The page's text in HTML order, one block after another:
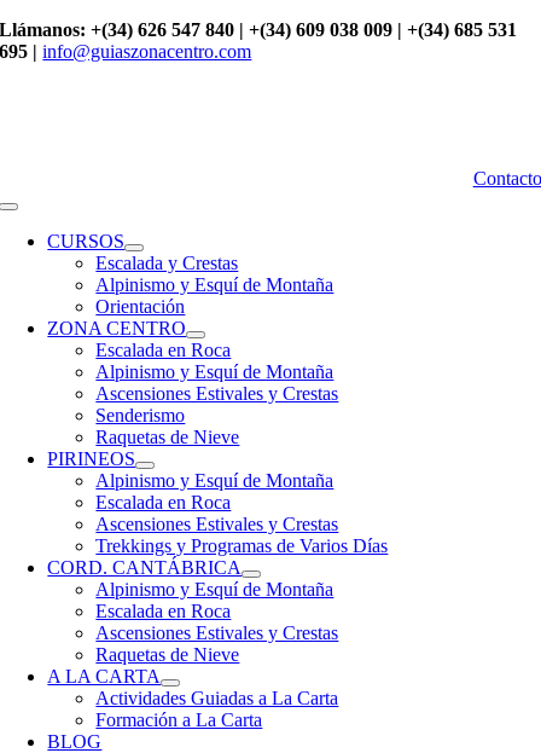
Saltar
al
Llámanos: +(34) 626 547 840 | +(34) 609 038 009 | +(34) 685 531
695 | info@guiaszonacentro.com
Contacto
Toggle
NavigationCURSOS
Escalada y Crestas
Alpinismo y Esquí de Montaña
Orientación
ZONA CENTRO
Escalada en Roca
Alpinismo y Esquí de Montaña
Ascensiones Estivales y Crestas
Senderismo
Raquetas de Nieve
PIRINEOS
Alpinismo y Esquí de Montaña
Escalada en Roca
Ascensiones Estivales y Crestas
Trekkings y Programas de Varios Días
CORD. CANTÁBRICA
Alpinismo y Esquí de Montaña
Escalada en Roca
Ascensiones Estivales y Crestas
Raquetas de Nieve
A LA CARTA
Actividades Guiadas a La Carta
Formación a La Carta
BLOG